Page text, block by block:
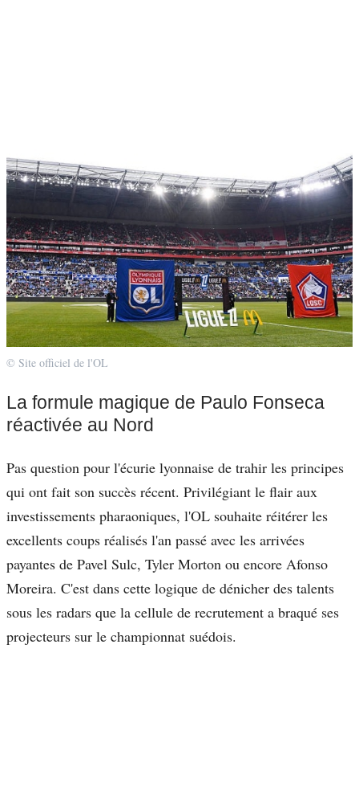
© Site officiel de l'OL
La formule magique de Paulo Fonseca
réactivée au Nord
Pas question pour l'écurie lyonnaise de trahir les principes
qui ont fait son succès récent. Privilégiant le flair aux
investissements pharaoniques, l'OL souhaite réitérer les
excellents coups réalisés l'an passé avec les arrivées
payantes de Pavel Sulc, Tyler Morton ou encore Afonso
Moreira. C'est dans cette logique de dénicher des talents
sous les radars que la cellule de recrutement a braqué ses
projecteurs sur le championnat suédois.